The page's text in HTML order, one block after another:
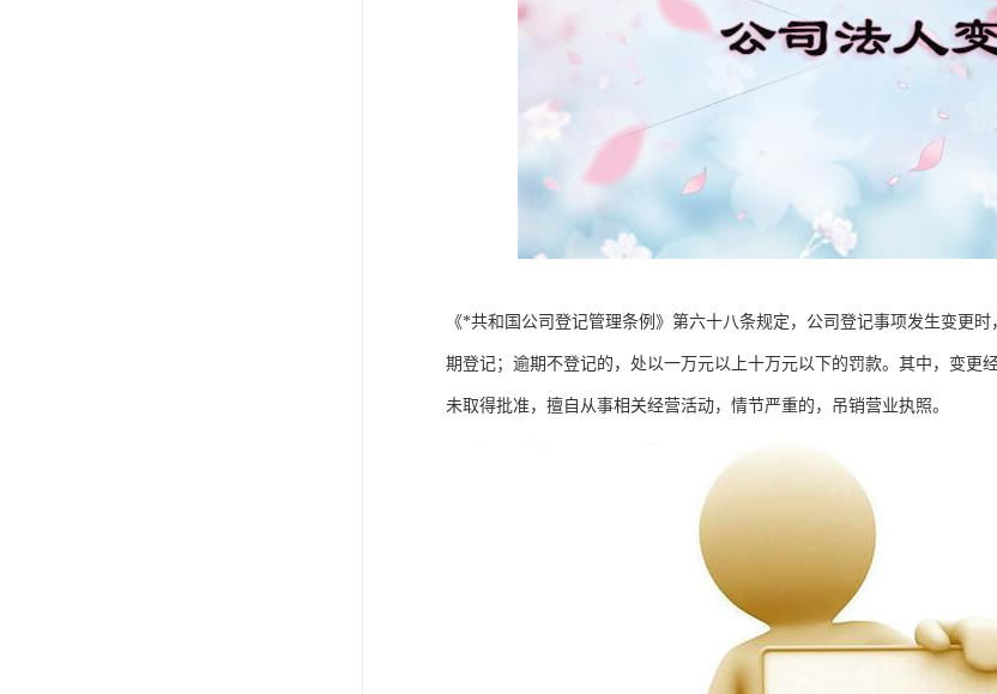
《*共和国公司登记管理条例》第六十八条规定，公司登记事项发生变更
期登记；逾期不登记的，处以一万元以上十万元以下的罚款。其中，变更
未取得批准，擅自从事相关经营活动，情节严重的，吊销营业执照。